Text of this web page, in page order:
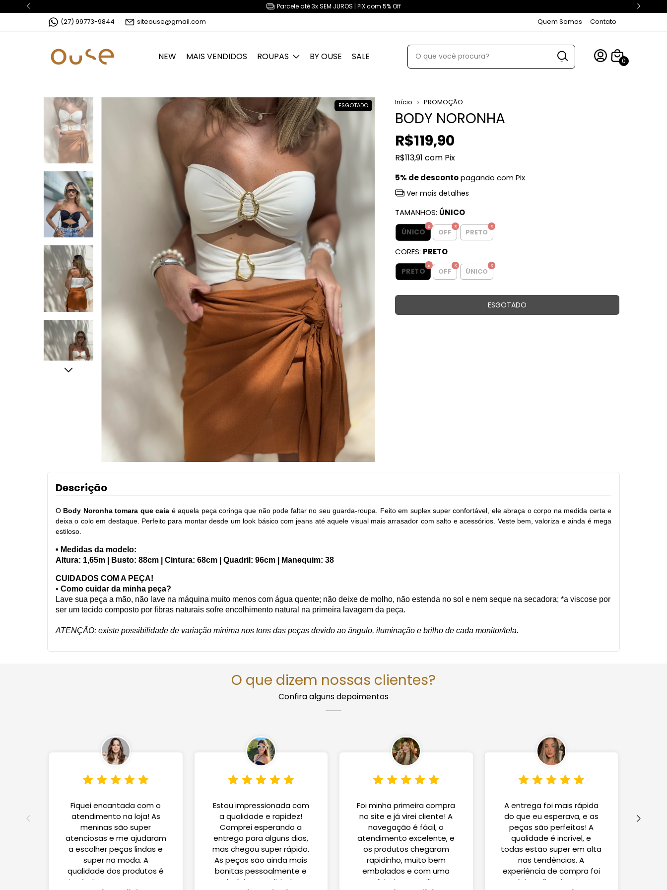
Envio imediato em até 1 dia útil
(27) 99773-9844 siteouse@gmail.com Quem Somos Contato
NEW MAIS VENDIDOS ROUPAS BY OUSE SALE 0
ESGOTADO Início PROMOÇÃO
BODY NORONHA
R$119,90
R$113,91 com Pix
5% de descontopagando com Pix
Ver mais detalhes
TAMANHOS: ÚNICO
ÚNICO OFF PRETO
CORES: PRETO
PRETO OFF ÚNICO
Descrição
O Body Noronha tomara que caia é aquela peça coringa que não pode faltar no seu guarda-roupa. Feito em suplex super confortável, ele abraça o corpo na medida certa e
deixa o colo em destaque. Perfeito para montar desde um look básico com jeans até aquele visual mais arrasador com salto e acessórios. Veste bem, valoriza e ainda é mega
estiloso.
• Medidas da modelo:
Altura: 1,65m | Busto: 88cm | Cintura: 68cm | Quadril: 96cm | Manequim: 38
CUIDADOS COM A PEÇA!
• Como cuidar da minha peça?
Lave sua peça a mão, não lave na máquina muito menos com água quente; não deixe de molho, não estenda no sol e nem seque na secadora; *a viscose por
ser um tecido composto por fibras naturais sofre encolhimento natural na primeira lavagem da peça.
ATENÇÃO: existe possibilidade de variação mínima nos tons das peças devido ao ângulo, iluminação e brilho de cada monitor/tela.
O que dizem nossas clientes?
Confira alguns depoimentos
Fiquei encantada com o
atendimento na loja! As
meninas são super
atenciosas e me ajudaram
a escolher peças lindas e
super na moda. A
qualidade dos produtos é
incrível! Com certeza vou
Estou impressionada com
a qualidade e rapidez!
Comprei esperando a
entrega para alguns dias,
mas chegou super rápido.
As peças são ainda mais
bonitas pessoalmente e
de ótima qualidade.
Foi minha primeira compra
no site e já virei cliente! A
navegação é fácil, o
atendimento excelente, e
os produtos chegaram
rapidinho, muito bem
embalados e com uma
qualidade maravilhosa.
A entrega foi mais rápida
do que eu esperava, e as
peças são perfeitas! A
qualidade é incrível, e
todas estão super em alta
nas tendências. A
experiência de compra foi
ótima, fiquei muito